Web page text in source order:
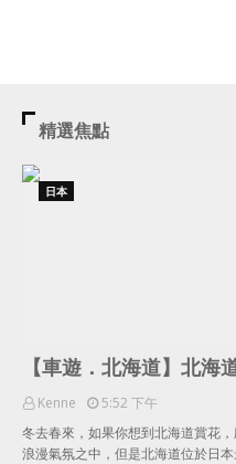
精選焦點
日本
【車遊．北海道】北
Kenne
5:52 下午
冬去春來，如果你想到北海道賞花
浪漫氣氛之中，但是北海道位於日